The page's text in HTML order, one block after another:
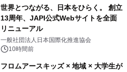
世界とつながる、日本をひらく。 創立
13周年、JAPI公式Webサイトを全面
リニューアル
一般社団法人日本国際化推進協会
10時間前
フロムアースキッズ × 地域 × 大学生が